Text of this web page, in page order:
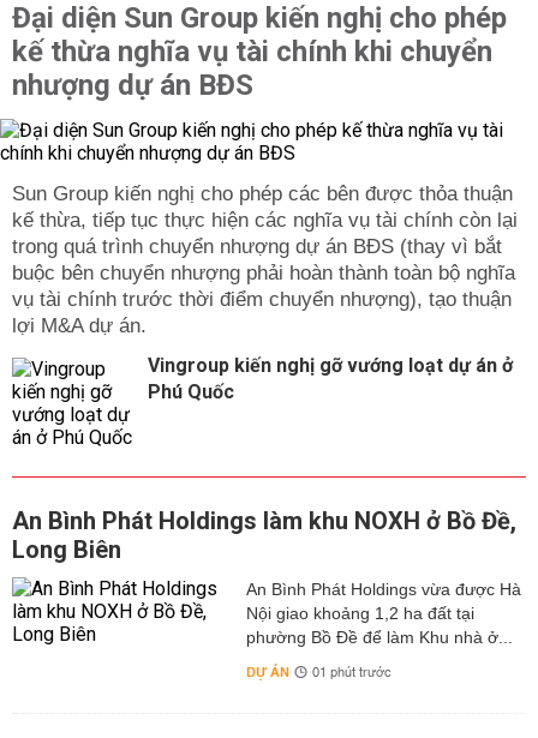
Đại diện Sun Group kiến nghị cho phép
kế thừa nghĩa vụ tài chính khi chuyển
nhượng dự án BĐS
Sun Group kiến nghị cho phép các bên được thỏa thuận
kế thừa, tiếp tục thực hiện các nghĩa vụ tài chính còn lại
trong quá trình chuyển nhượng dự án BĐS (thay vì bắt
buộc bên chuyển nhượng phải hoàn thành toàn bộ nghĩa
vụ tài chính trước thời điểm chuyển nhượng), tạo thuận
lợi M&A dự án.
Vingroup kiến nghị gỡ vướng loạt dự án ở
Phú Quốc
An Bình Phát Holdings làm khu NOXH ở Bồ Đề,
Long Biên
An Bình Phát Holdings vừa được Hà
Nội giao khoảng 1,2 ha đất tại
phường Bồ Đề để làm Khu nhà ở...
DỰ ÁN 01 phút trước